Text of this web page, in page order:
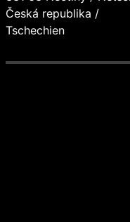
Česká republika /
Tschechien